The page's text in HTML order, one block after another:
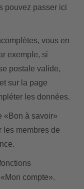
pouvez passer ici
vous en
exemple, si
postale valide,
sur la page
les données.
«Bon à savoir»
les membres de
compte».